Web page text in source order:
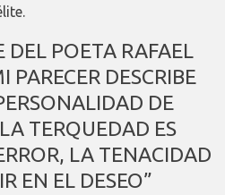
DEL POETA RAFAEL
PARECER DESCRIBE
DE
TERQUEDAD ES
LA TENACIDAD
EN EL DESEO”